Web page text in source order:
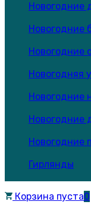
Новогодние
Новогодние
Новогодние
Новогодняя
Новогодние
Новогодние
Новогодние
Гирлянды
Корзина пуста0